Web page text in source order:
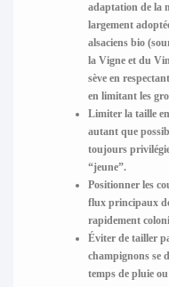
adaptation de la
largement
alsaciens bio
la Vigne et du
sève en
en limitant les
Limiter la taille
autant que
toujours
“jeune”.
Positionner les
flux principaux
rapidement
Éviter de tailler
champignons se
temps de pluie